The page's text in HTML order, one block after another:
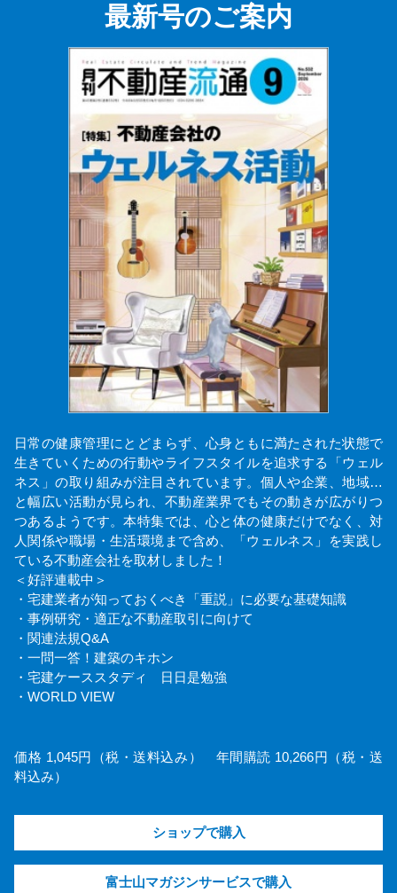
最新号のご案内
日常の健康管理にとどまらず、心身ともに満たされた状態で
生きていくための行動やライフスタイルを追求する「ウェル
ネス」の取り組みが注目されています。個人や企業、地域…
と幅広い活動が見られ、不動産業界でもその動きが広がりつ
つあるようです。本特集では、心と体の健康だけでなく、対
人関係や職場・生活環境まで含め、「ウェルネス」を実践し
ている不動産会社を取材しました！
＜好評連載中＞
・宅建業者が知っておくべき「重説」に必要な基礎知識
・事例研究・適正な不動産取引に向けて
・関連法規Q&A
・一問一答！建築のキホン
・宅建ケーススタディ 日日是勉強
・WORLD VIEW
価格 1,045円（税・送料込み） 年間購読 10,266円（税・送
料込み）
ショップで購入
富士山マガジンサービスで購入